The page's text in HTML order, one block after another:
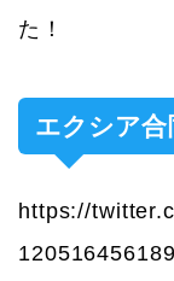
た！
エクシア合
https://